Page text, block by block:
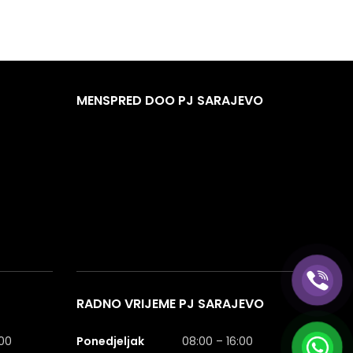
MENSPRED DOO PJ SARAJEVO
RADNO VRIJEME PJ SARAJEVO
Ponedjeljak 08:00 – 16:00